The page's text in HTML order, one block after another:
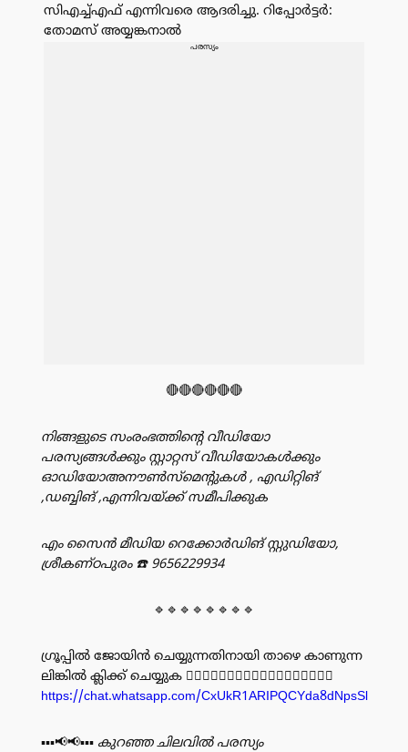
സിഎച്ച്എഫ് എന്നിവരെ ആദരിച്ചു. റിപ്പോർട്ടർ:
തോമസ് അയ്യങ്കനാൽ
പരസ്യം
🔴🔴🔴🔴🔴🔴
നിങ്ങളുടെ സംരംഭത്തിൻ്റെ വീഡിയോ
പരസ്യങ്ങൾക്കും സ്റ്റാറ്റസ് വീഡിയോകൾക്കും
ഓഡിയോഅനൗൺസ്‌മെന്റുകൾ , എഡിറ്റിങ്
,ഡബ്ബിങ് ,എന്നിവയ്ക്ക് സമീപിക്കുക
എം സൈൻ മീഡിയ റെക്കോർഡിങ് സ്റ്റുഡിയോ,
ശ്രീകണ്ഠപുരം ☎️ 9656229934
🔹🔹🔹🔹🔹🔹🔹🔹
ഗ്രൂപ്പിൽ ജോയിൻ ചെയ്യുന്നതിനായി താഴെ കാണുന്ന
ലിങ്കിൽ ക്ലിക്ക് ചെയ്യുക 👇🏻👇🏻👇🏻👇🏻👇🏻👇🏻👇🏻👇🏻👇🏻
https://chat.whatsapp.com/CxUkR1ARIPQCYda8dNpsSl
▪️▪️▪️📢📢▪️▪️▪️ കുറഞ്ഞ ചിലവിൽ പരസ്യം